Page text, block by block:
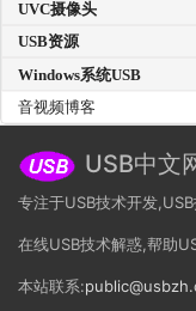
UVC摄像头
USB资源
Windows系统USB
音视频博客
USB中文
专注于USB技术开发
在线USB技术解惑,帮助
本站联系: